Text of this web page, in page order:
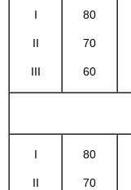
I
II
III
80
70
60
I
II
80
70